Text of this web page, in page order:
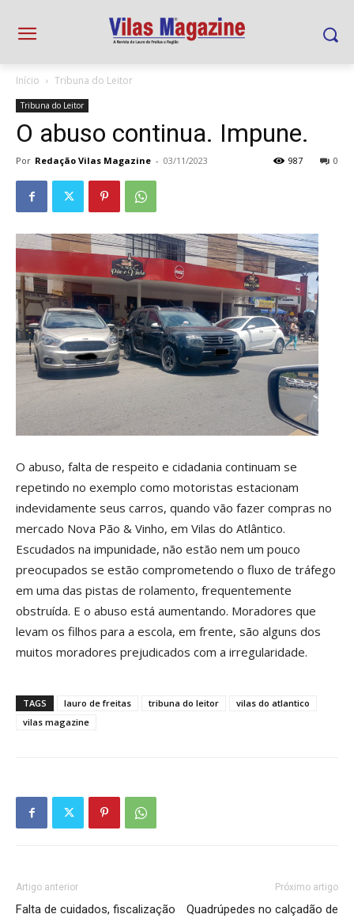
Início Tribuna do Leitor
Tribuna do Leitor
O abuso continua. Impune.
Por Redação Vilas Magazine - 03/11/2023 0
987
O abuso, falta de respeito e cidadania continuam se
repetindo no exemplo como motoristas estacionam
indevidamente seus carros, quando vão fazer compras no
mercado Nova Pão & Vinho, em Vilas do Atlântico.
Escudados na impunidade, não estão nem um pouco
preocupados se estão comprometendo o fluxo de tráfego
em uma das pistas de rolamento, frequentemente
obstruída. E o abuso está aumentando. Moradores que
levam os filhos para a escola, em frente, são alguns dos
muitos moradores prejudicados com a irregularidade.
TAGS lauro de freitas tribuna do leitor
vilas do atlantico
vilas magazine
Artigo anterior
Falta de cuidados, fiscalização
Próximo artigo
Quadrúpedes no calçadão de